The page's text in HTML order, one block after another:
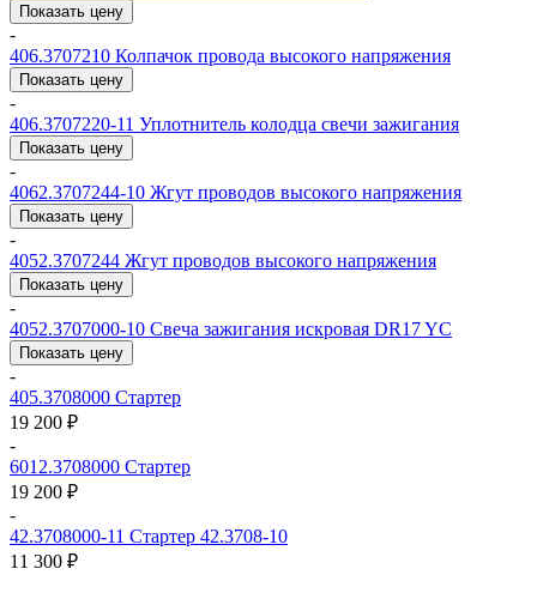
Показать цену
-
406.3707210 Колпачок провода высокого напряжения
Показать цену
-
406.3707220-11 Уплотнитель колодца свечи зажигания
Показать цену
-
4062.3707244-10 Жгут проводов высокого напряжения
Показать цену
-
4052.3707244 Жгут проводов высокого напряжения
Показать цену
-
4052.3707000-10 Свеча зажигания искровая DR17 YC
Показать цену
-
405.3708000 Стартер
19 200 ₽
-
6012.3708000 Стартер
19 200 ₽
-
42.3708000-11 Стартер 42.3708-10
11 300 ₽